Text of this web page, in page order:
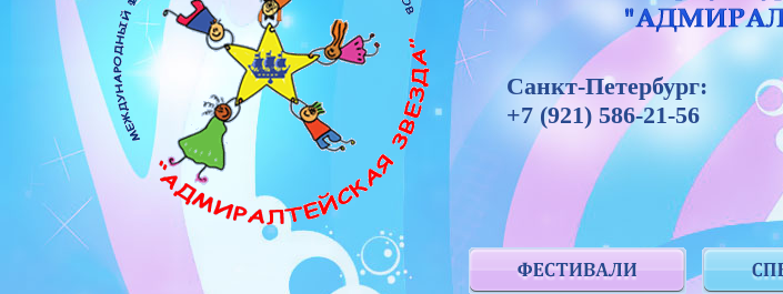
Санкт-Петербург:
+7 (921) 586-21-56